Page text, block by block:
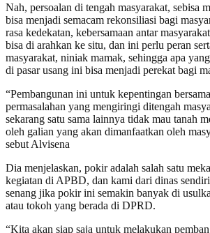
Nah, persoalan di tengah masyarakat, sebisa
bisa menjadi semacam rekonsiliasi bagi
rasa kedekatan, kebersamaan antar
bisa di arahkan ke situ, dan ini perlu peran
masyarakat, niniak mamak, sehingga apa
di pasar usang ini bisa menjadi perekat bagi
“Pembangunan ini untuk kepentingan
permasalahan yang mengiringi ditengah
sekarang satu sama lainnya tidak mau tanah
oleh galian yang akan dimanfaatkan oleh
sebut Alvisena
Dia menjelaskan, pokir adalah salah satu
kegiatan di APBD, dan kami dari dinas sendiri
senang jika pokir ini semakin banyak di
atau tokoh yang berada di DPRD.
“Kita akan siap saja untuk melakukan